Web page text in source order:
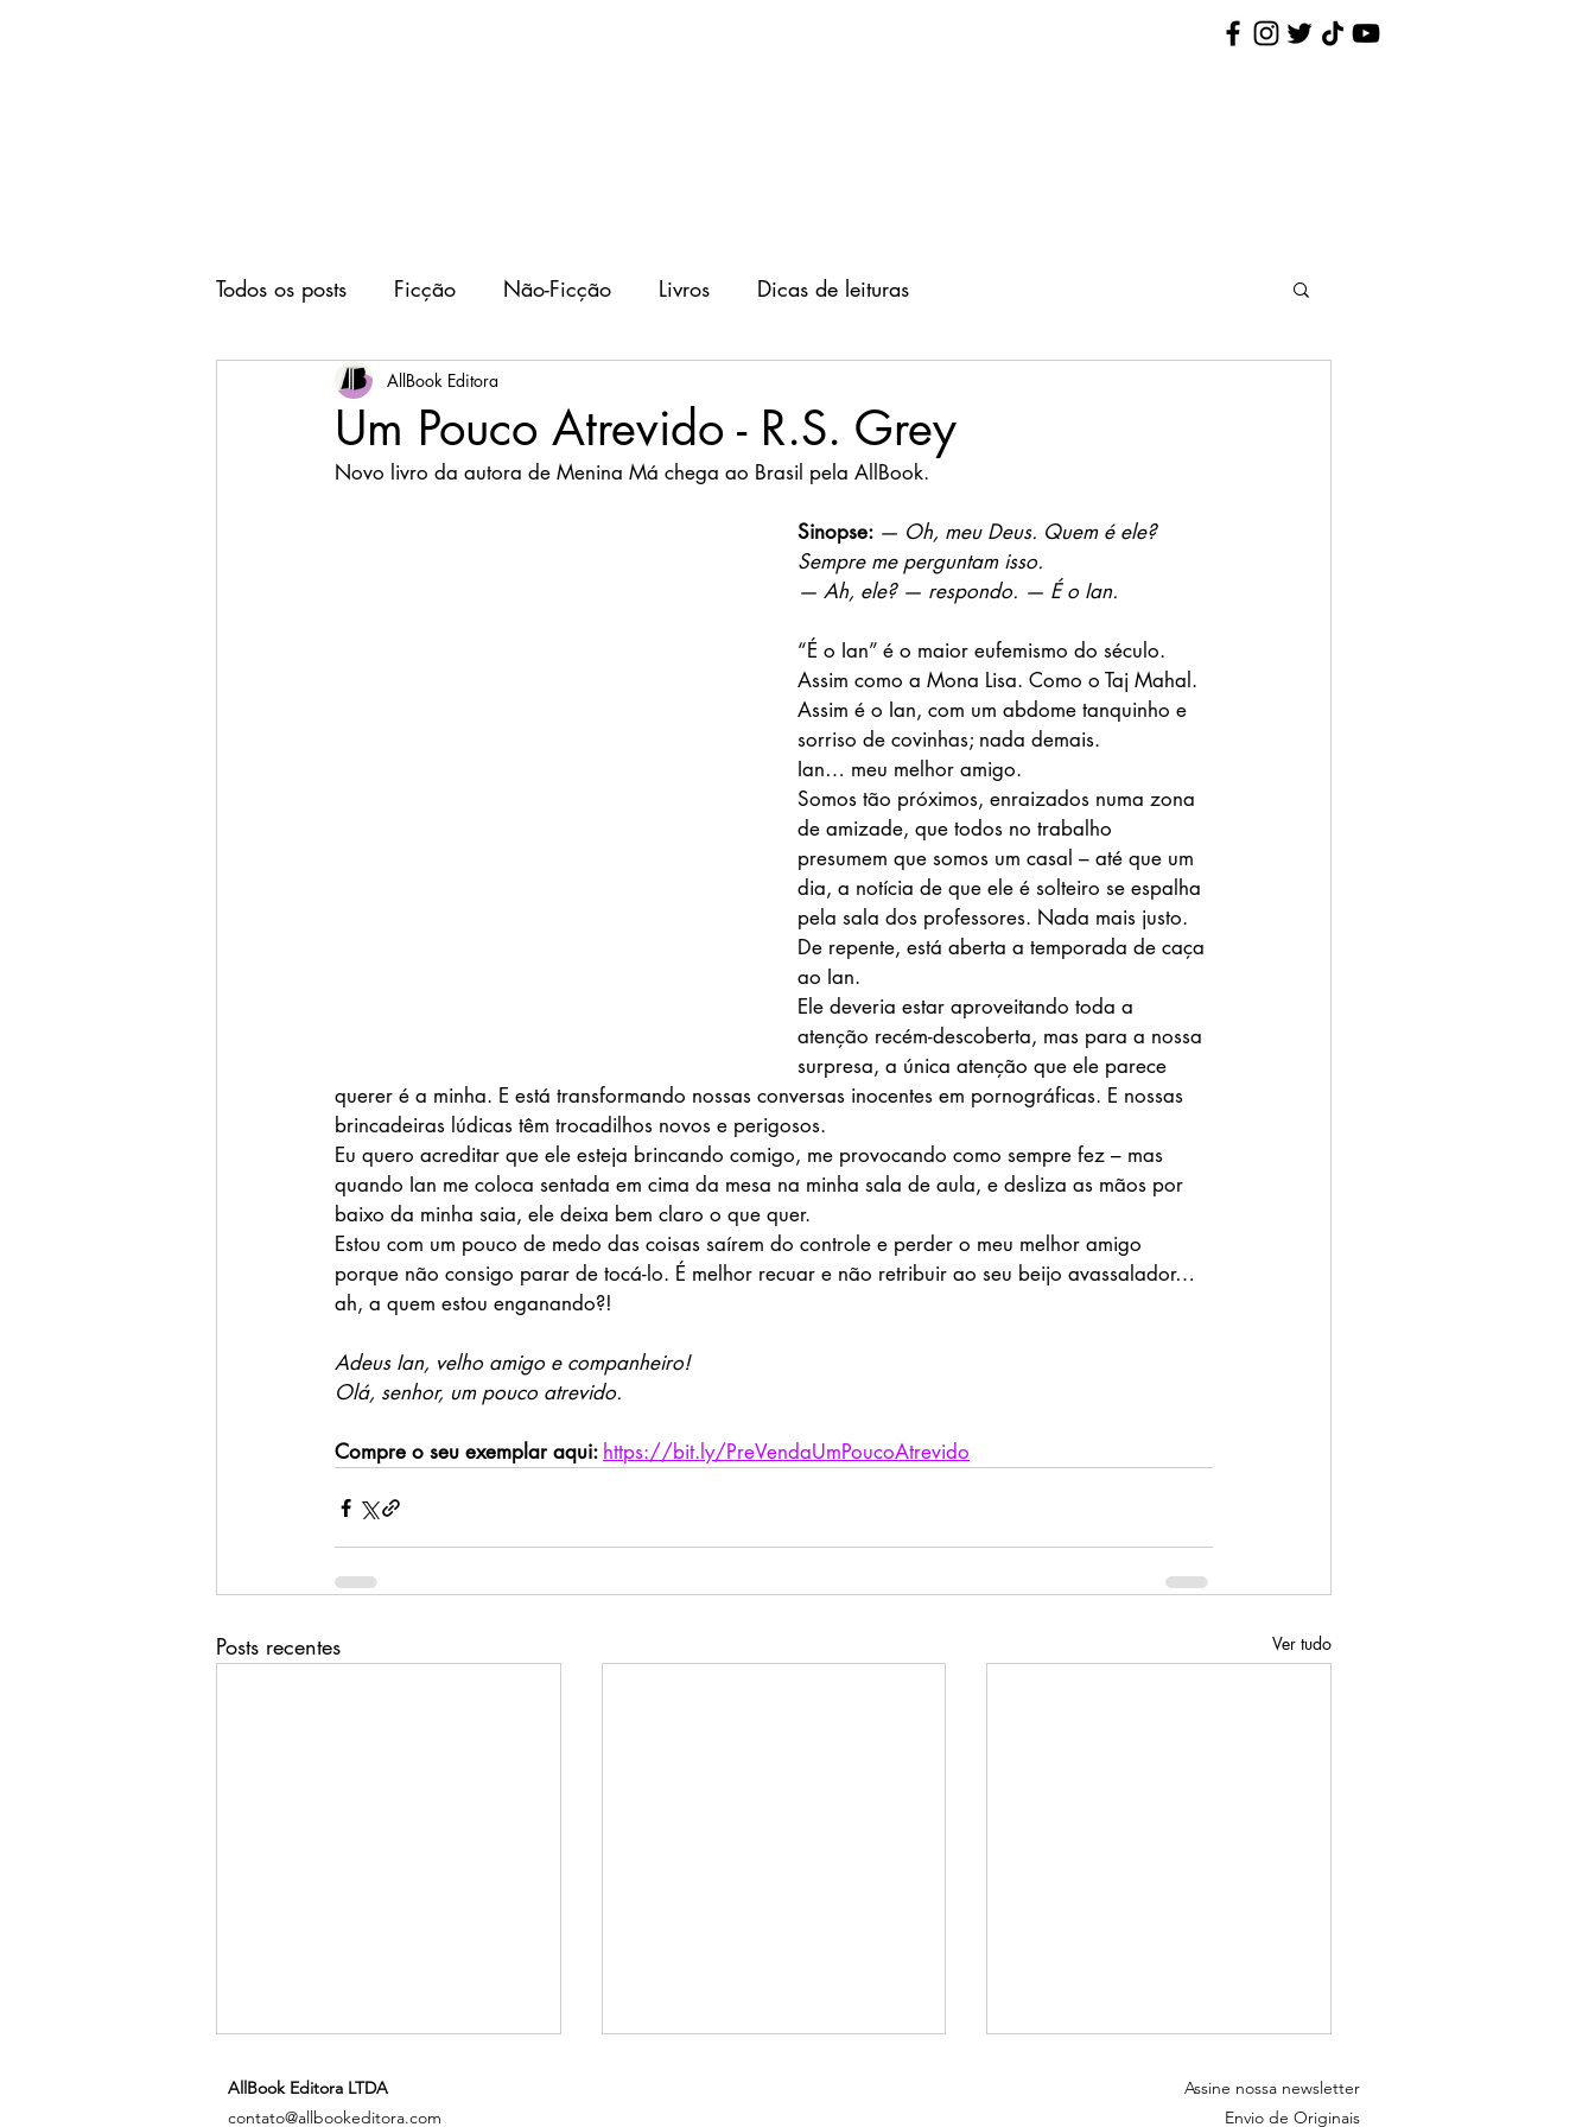
Todos os posts Ficção Não-Ficção Livros Dicas de leituras
Um Pouco Atrevido - R.S. Grey
AllBook Editora
Novo livro da autora de Menina Má chega ao Brasil pela AllBook.
Sinopse: — Oh, meu Deus. Quem é ele?
Sempre me perguntam isso.
— Ah, ele? — respondo. — É o Ian.
“É o Ian” é o maior eufemismo do século.
Assim como a Mona Lisa. Como o Taj Mahal.
Assim é o Ian, com um abdome tanquinho e
sorriso de covinhas; nada demais.
Ian… meu melhor amigo.
Somos tão próximos, enraizados numa zona
de amizade, que todos no trabalho
presumem que somos um casal – até que um
dia, a notícia de que ele é solteiro se espalha
pela sala dos professores. Nada mais justo.
De repente, está aberta a temporada de caça
ao Ian.
Ele deveria estar aproveitando toda a
atenção recém-descoberta, mas para a nossa
surpresa, a única atenção que ele parece
querer é a minha. E está transformando nossas conversas inocentes em pornográficas. E nossas
brincadeiras lúdicas têm trocadilhos novos e perigosos.
Eu quero acreditar que ele esteja brincando comigo, me provocando como sempre fez – mas
quando Ian me coloca sentada em cima da mesa na minha sala de aula, e desliza as mãos por
baixo da minha saia, ele deixa bem claro o que quer.
Estou com um pouco de medo das coisas saírem do controle e perder o meu melhor amigo
porque não consigo parar de tocá-lo. É melhor recuar e não retribuir ao seu beijo avassalador…
ah, a quem estou enganando?!
Adeus Ian, velho amigo e companheiro!
Olá, senhor, um pouco atrevido.
Compre o seu exemplar aqui: https://bit.ly/PreVendaUmPoucoAtrevido
Posts recentes Ver tudo
AllBook Editora LTDA
contato@allbookeditora.com
Assine nossa newsletter
Envio de Originais